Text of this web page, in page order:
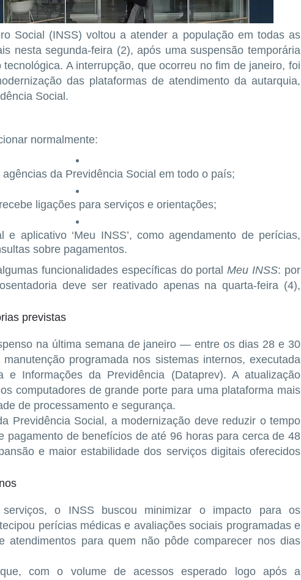
Social (INSS) voltou a atender a população em todas as
nesta segunda-feira (2), após uma suspensão temporária
A interrupção, que ocorreu no fim de janeiro, foi
das plataformas de atendimento da autarquia,
Social.
normalmente:
da Previdência Social em todo o país;
ligações para serviços e orientações;
e aplicativo ‘Meu INSS’, como agendamento de perícias,
sobre pagamentos.
funcionalidades específicas do portalMeu INSS: por
deve ser reativado apenas na quarta-feira (4),
previstas
na última semana de janeiro — entre os dias 28 e 30
manutenção programada nos sistemas internos, executada
e Informações da Previdência (Dataprev). A atualização
computadores de grande porte para uma plataforma mais
de processamento e segurança.
Previdência Social, a modernização deve reduzir o tempo
pagamento de benefícios de até 96 horas para cerca de 48
e maior estabilidade dos serviços digitais oferecidos
o INSS buscou minimizar o impacto para os
perícias médicas e avaliações sociais programadas e
atendimentos para quem não pôde comparecer nos dias
com o volume de acessos esperado logo após a